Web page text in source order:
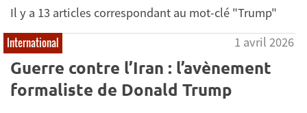
Il y a 13 articles correspondant au mot-clé "Trump"
International 1 avril 2026
Guerre contre l’Iran : l’avènement
formaliste de Donald Trump